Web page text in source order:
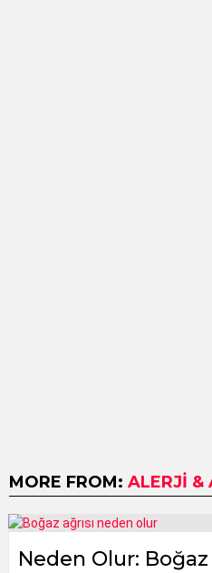
MORE FROM: ALERJI &
Neden Olur: Boğaz